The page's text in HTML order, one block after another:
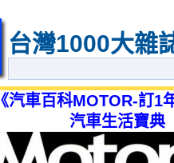
台灣1000大雜
《汽車百科MOTOR-訂1
汽車生活寶典